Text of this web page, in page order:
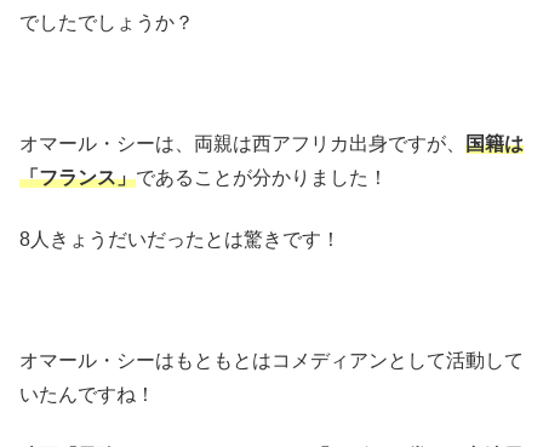
でしたでしょうか？
オマール・シーは、両親は西アフリカ出身ですが、 国籍は
「フランス」であることが分かりました！
8人きょうだいだったとは驚きです！
オマール・シーはもともとはコメディアンとして活動して
いたんですね！